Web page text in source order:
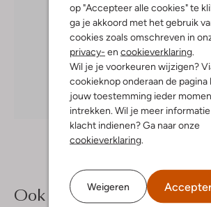
op "Accepteer alle cookies" te
ga je akkoord met het gebruik
cookies zoals omschreven in
privacy- en cookieverklaring.
Wil je je voorkeuren wijzigen?
cookieknop onderaan de pagina
jouw toestemming ieder
intrekken. Wil je meer
klacht indienen? Ga naar onze
cookieverklaring.
Weigeren
Ontdek de look
Ook iets voor jou?